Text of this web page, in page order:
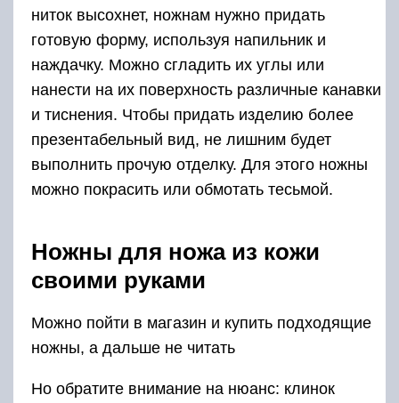
ниток высохнет, ножнам нужно придать
готовую форму, используя напильник и
наждачку. Можно сгладить их углы или
нанести на их поверхность различные канавки
и тиснения. Чтобы придать изделию более
презентабельный вид, не лишним будет
выполнить прочую отделку. Для этого ножны
можно покрасить или обмотать тесьмой.
Ножны для ножа из кожи
своими руками
Можно пойти в магазин и купить подходящие
ножны, а дальше не читать
Но обратите внимание на нюанс: клинок